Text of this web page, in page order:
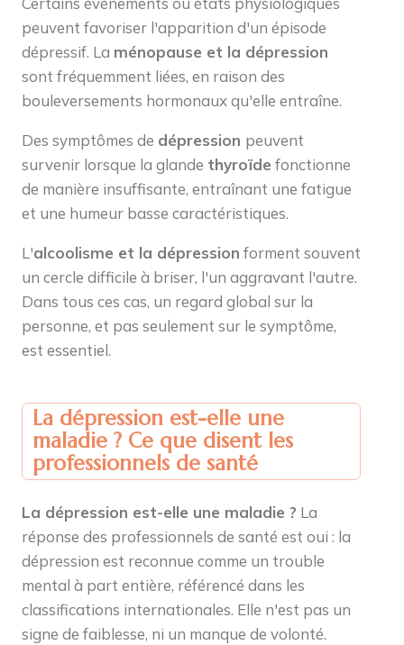
peuvent favoriser l'apparition d'un épisode
dépressif. La ménopause et la dépression
sont fréquemment liées, en raison des
bouleversements hormonaux qu'elle entraîne.
Des symptômes de dépression peuvent
survenir lorsque la glande thyroïde fonctionne
de manière insuffisante, entraînant une fatigue
et une humeur basse caractéristiques.
L'alcoolisme et la dépression forment souvent
un cercle difficile à briser, l'un aggravant l'autre.
Dans tous ces cas, un regard global sur la
personne, et pas seulement sur le symptôme,
est essentiel.
La dépression est-elle une
maladie ? Ce que disent les
professionnels de santé
La dépression est-elle une maladie ? La
réponse des professionnels de santé est oui : la
dépression est reconnue comme un trouble
mental à part entière, référencé dans les
classifications internationales. Elle n'est pas un
signe de faiblesse, ni un manque de volonté.